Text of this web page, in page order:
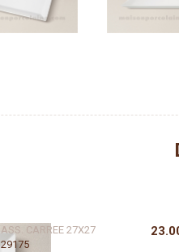
ASS. CARREE 27X27
29175